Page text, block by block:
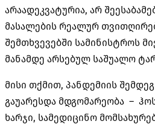
არაადეკვატურია, არ
მასალების რეალურ
შემთხვევებში სამინისტროს
მანამდე არსებულ საშუალო
მისი თქმით, პანდემიის
გაუარესდა მდგომარეობა –
ხარჯი, სამედიცინო